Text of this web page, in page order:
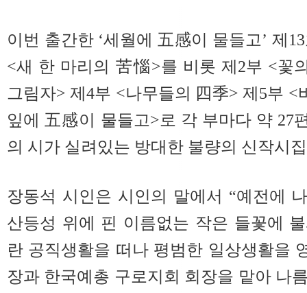
이번 출간한 ‘세월에 五感이 물들고’ 제
<새 한 마리의 苦惱>를 비롯 제2부 <꽃
그림자> 제4부 <나무들의 四季> 제5부 <
잎에 五感이 물들고>로 각 부마다 약 27
의 시가 실려있는 방대한 불량의 신작시
장동석 시인은 시인의 말에서 “예전에
산등성 위에 핀 이름없는 작은 들꽃에
란 공직생활을 떠나 평범한 일상생활을
장과 한국예총 구로지회 회장을 맡아 나